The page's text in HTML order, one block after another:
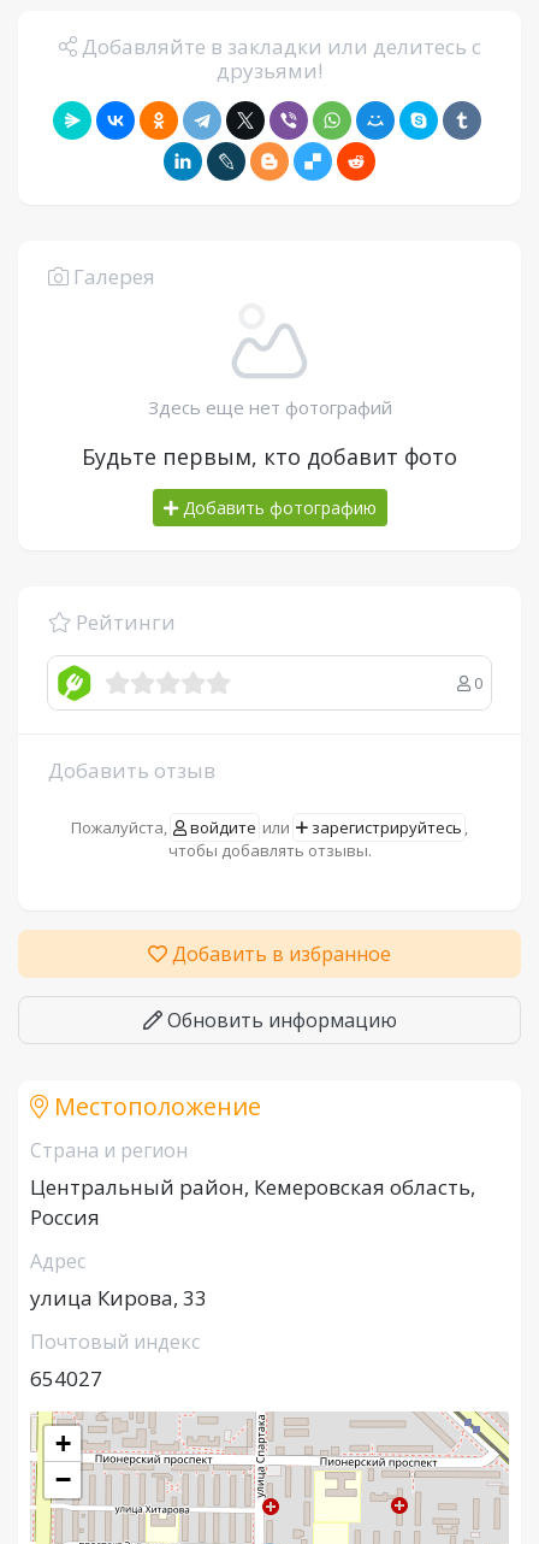
Добавляйте в закладки или делитесь с
друзьями!
Галерея
Здесь еще нет фотографий
Будьте первым, кто добавит фото
Добавить фотографию
Рейтинги
0
Добавить отзыв
Пожалуйста, войдите или зарегистрируйтесь ,
чтобы добавлять отзывы.
Добавить в избранное
Обновить информацию
Местоположение
Страна и регион
Центральный район, Кемеровская область,
Россия
Адрес
улица Кирова, 33
Почтовый индекс
654027
+
−